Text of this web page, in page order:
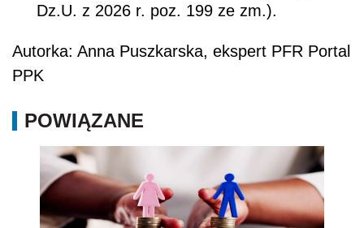
Dz.U. z 2026 r. poz. 199 ze zm.).
Autorka: Anna Puszkarska, ekspert PFR Portal
PPK
POWIĄZANE